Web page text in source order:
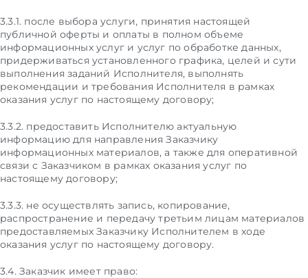
3.3.1. после выбора услуги, принятия настоящей
публичной оферты и оплаты в полном объеме
информационных услуг и услуг по обработке данных,
придерживаться установленного графика, целей и сути
выполнения заданий Исполнителя, выполнять
рекомендации и требования Исполнителя в рамках
оказания услуг по настоящему договору;
3.3.2. предоставить Исполнителю актуальную
информацию для направления Заказчику
информационных материалов, а также для оперативной
связи с Заказчиком в рамках оказания услуг по
настоящему договору;
3.3.3. не осуществлять запись, копирование,
распространение и передачу третьим лицам материалов
предоставляемых Заказчику Исполнителем в ходе
оказания услуг по настоящему договору.
3.4. Заказчик имеет право: